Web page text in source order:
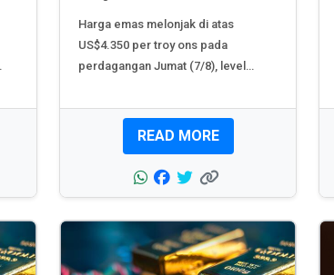
Harga emas melonjak di atas
US$4.350 per troy ons pada
perdagangan Jumat (7/8), level
READ MORE